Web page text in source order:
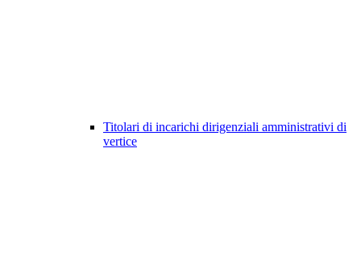
Titolari di incarichi dirigenziali amministrativi di
vertice